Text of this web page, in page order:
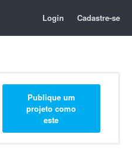
Login Cadastre-se
Publique um
projeto como
este